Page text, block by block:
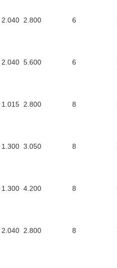
2.040 2.800 6
2.040 5.600 6
1.015 2.800 8
1.300 3.050 8
1.300 4.200 8
2.040 2.800 8